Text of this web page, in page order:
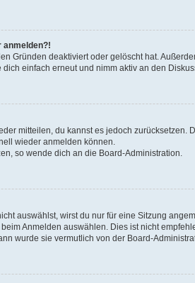
anmelden?!
Gründen deaktiviert oder gelöscht hat.
einfach erneut und nimm aktiv an den
mitteilen, du kannst es jedoch zurücksetzen.
wieder anmelden können.
so wende dich an die Board-Administration.
auswählst, wirst du nur für eine Sitzung
Anmelden auswählen. Dies ist nicht
wurde sie vermutlich von der Board-